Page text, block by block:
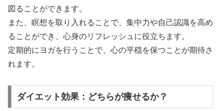
図ることができます。
また、瞑想を取り入れることで、集中力や自己認識を高め
ることができ、心身のリフレッシュに役立ちます。
定期的にヨガを行うことで、心の平穏を保つことが期待さ
れます。
ダイエット効果：どちらが痩せるか？